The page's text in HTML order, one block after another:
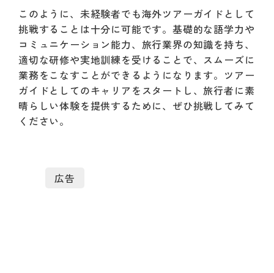
このように、未経験者でも海外ツアーガイドとして
挑戦することは十分に可能です。基礎的な語学力や
コミュニケーション能力、旅行業界の知識を持ち、
適切な研修や実地訓練を受けることで、スムーズに
業務をこなすことができるようになります。ツアー
ガイドとしてのキャリアをスタートし、旅行者に素
晴らしい体験を提供するために、ぜひ挑戦してみて
ください。
広告